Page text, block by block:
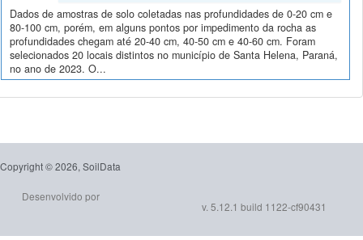
Dados de amostras de solo coletadas nas profundidades de 0-20 cm e
80-100 cm, porém, em alguns pontos por impedimento da rocha as
profundidades chegam até 20-40 cm, 40-50 cm e 40-60 cm. Foram
selecionados 20 locais distintos no município de Santa Helena, Paraná,
no ano de 2023. O...
Copyright © 2026, SoilData
Desenvolvido por
v. 5.12.1 build 1122-cf90431